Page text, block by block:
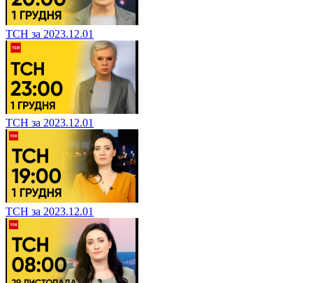
ТСН за 2023.12.01
ТСН за 2023.12.01
ТСН за 2023.12.01